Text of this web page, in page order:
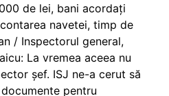
de lei, bani acordați
navetei, timp de
/ Inspectorul general,
La vremea aceea nu
șef. ISJ ne-a cerut să
pentru